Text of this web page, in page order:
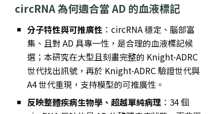
circRNA 為何適合當 AD 的血液標記
分子特性與可推廣性 ：circRNA 穩定、腦部富
集、且對 AD 具專一性，是合理的血液標記候
選；本研究在大型且刻畫完整的 Knight-ADRC
世代找出訊號，再於 Knight-ADRC 驗證世代與
A4 世代重現，支持模型的可推廣性。
反映整體疾病生物學、超越單純病理 ：34 個